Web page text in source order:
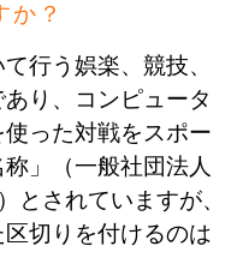
か？
行う娯楽、競技、
り、コンピュータ
った対戦をスポー
」（一般社団法人
とされていますが、
切りを付けるのは